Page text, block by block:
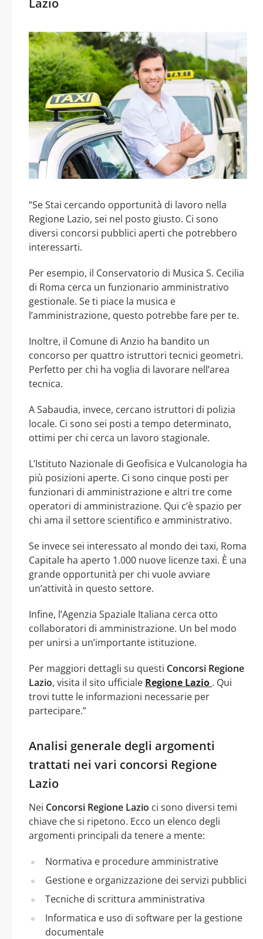
Lazio
“Se Stai cercando opportunità di lavoro nella
Regione Lazio, sei nel posto giusto. Ci sono
diversi concorsi pubblici aperti che potrebbero
interessarti.
Per esempio, il Conservatorio di Musica S. Cecilia
di Roma cerca un funzionario amministrativo
gestionale. Se ti piace la musica e
l’amministrazione, questo potrebbe fare per te.
Inoltre, il Comune di Anzio ha bandito un
concorso per quattro istruttori tecnici geometri.
Perfetto per chi ha voglia di lavorare nell’area
tecnica.
A Sabaudia, invece, cercano istruttori di polizia
locale. Ci sono sei posti a tempo determinato,
ottimi per chi cerca un lavoro stagionale.
L’Istituto Nazionale di Geofisica e Vulcanologia ha
più posizioni aperte. Ci sono cinque posti per
funzionari di amministrazione e altri tre come
operatori di amministrazione. Qui c’è spazio per
chi ama il settore scientifico e amministrativo.
Se invece sei interessato al mondo dei taxi, Roma
Capitale ha aperto 1.000 nuove licenze taxi. È una
grande opportunità per chi vuole avviare
un’attività in questo settore.
Infine, l’Agenzia Spaziale Italiana cerca otto
collaboratori di amministrazione. Un bel modo
per unirsi a un’importante istituzione.
Per maggiori dettagli su questi Concorsi Regione
Lazio, visita il sito ufficiale Regione Lazio . Qui
trovi tutte le informazioni necessarie per
partecipare.”
Analisi generale degli argomenti
trattati nei vari concorsi Regione
Lazio
Nei Concorsi Regione Lazio ci sono diversi temi
chiave che si ripetono. Ecco un elenco degli
argomenti principali da tenere a mente:
Normativa e procedure amministrative
Gestione e organizzazione dei servizi pubblici
Tecniche di scrittura amministrativa
Informatica e uso di software per la gestione
documentale